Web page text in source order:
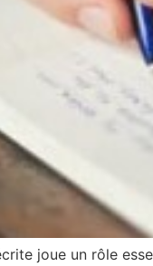
joue un rôle